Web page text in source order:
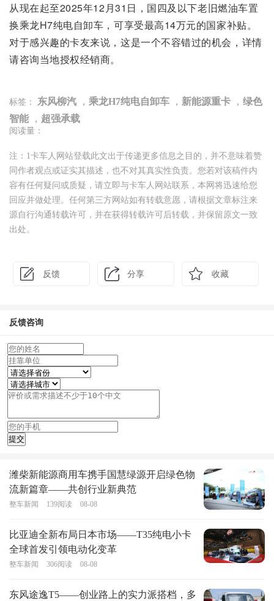
从现在起至2025年12月31日，国四及以下老旧燃油车置
换乘龙H7纯电自卸车，可享受最高14万元的国家补贴。
对于感兴趣的卡友来说，这是一个不容错过的机会，详情
请咨询当地授权经销商。
标签： 东风柳汽 ， 乘龙H7纯电自卸车 ， 新能源重卡 ， 绿色
智能 ， 超强承载
阅读量：
注：1卡车人网站登载此文出于传递更多信息之目的，并不意味着赞
同作者观点或证实其描述，也不对其真实性负责。您若对该稿件内
容有任何疑问或质疑，请立即与卡车人网站联系，本网将迅速给您
回应并做处理。任何第三方网站如有转载意愿，请根据文章标注来
源自行沟通转载许可，并在获得转载许可后转载，并保留原文一致
出处。
反馈 分享 收藏
反馈咨询
潍柴新能源商用车携手国慧绿源开启绿色物
流新篇章——共创行业新典范
整车新闻 139阅读 08-08
比亚迪全新布局日本市场——T35纯电小卡
全球首发引领电动化变革
整车新闻 306阅读 08-08
东风途逸T5——创业路上的实力派搭档，多